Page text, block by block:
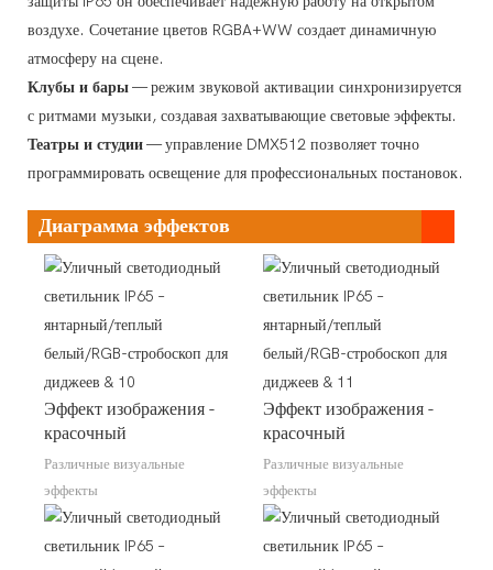
воздухе. Сочетание цветов RGBA+WW создает динамичную
атмосферу на сцене.
Клубы и бары— режим звуковой активации синхронизируется
с ритмами музыки, создавая захватывающие световые эффекты.
Театры и студии— управление DMX512 позволяет точно
программировать освещение для профессиональных постановок.
Диаграмма эффектов
Эффект изображения -
красочный
Различные визуальные
эффекты
Эффект изображения -
красочный
Различные визуальные
эффекты